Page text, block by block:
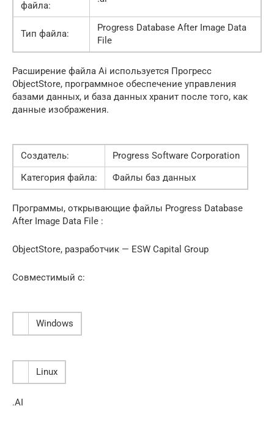
файла:
Тип файла:
Progress Database After Image Data
File
Расширение файла Ai используется Прогресс
ObjectStore, программное обеспечение управления
базами данных, и база данных хранит после того, как
данные изображения.
Создатель:
Progress Software Corporation
Категория файла:
Файлы баз данных
Программы, открывающие файлы Progress Database
After Image Data File :
ObjectStore, разработчик — ESW Capital Group
Совместимый с:
Windows
Linux
.AI